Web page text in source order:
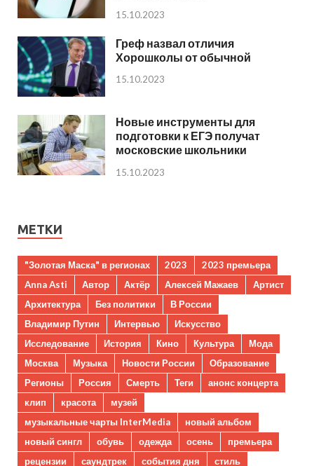
15.10.2023
Греф назвал отличия
Хорошколы от обычной
15.10.2023
Новые инструменты для
подготовки к ЕГЭ получат
московские школьники
15.10.2023
МЕТКИ
"Золотая Маска" в регионах 2023
2023 премьера
Anna Asti
Автор Актёр Алексей Мажаев
Артист
Архитектура
Без политики
В России
Владимир Путин
Интервью
Искусство
Исследование
История Кино Культура
Мода
Москва
Музыка Новости России
Образование
Регионы
Россия Смерть Теги
анонс концерта
клип
красота
музей
музыкальные чарты InterMedia
новый альбом
новый сингл
обувь одежда осень
премьера
рецензии
саундтрек события дня
стиль